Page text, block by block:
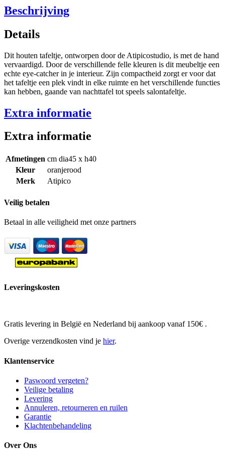
Beschrijving
Details
Dit houten tafeltje, ontworpen door de Atipicostudio, is met de hand
vervaardigd. Door de verschillende felle kleuren is dit meubeltje een
echte eye-catcher in je interieur. Zijn compactheid zorgt er voor dat
het tafeltje een plek vindt in elke ruimte en het verschillende functies
kan hebben, gaande van nachttafel tot speels salontafeltje.
Extra informatie
Extra informatie
Afmetingen cm dia45 x h40
Kleur
oranjerood
Merk
Atipico
Veilig betalen
Betaal in alle veiligheid met onze partners
Leveringskosten
Gratis levering in België en Nederland bij aankoop vanaf 150€ .
Overige verzendkosten vind je hier.
Klantenservice
Paswoord vergeten?
Veilige betaling
Levering
Annuleren, retourneren en ruilen
Garantie
Klachtenbehandeling
Over Ons